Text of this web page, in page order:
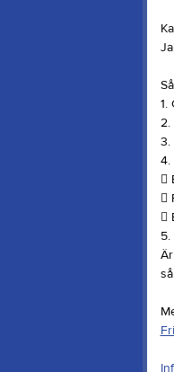
1.
2.
3.
4.


